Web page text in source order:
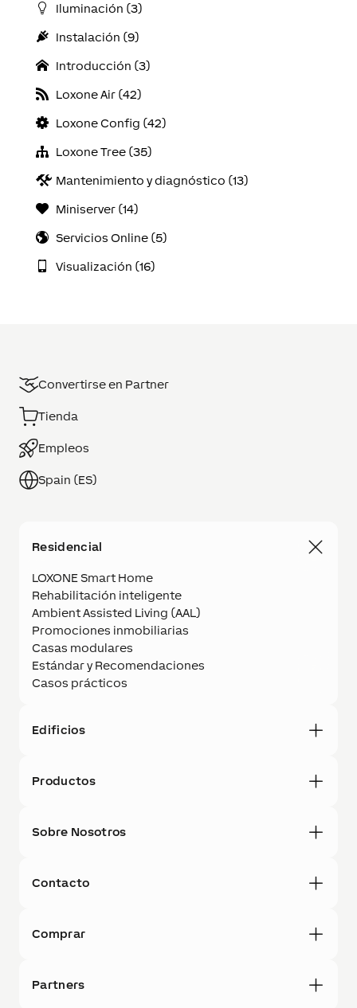
Iluminación (3)
Instalación (9)
Introducción (3)
Loxone Air (42)
Loxone Config (42)
Loxone Tree (35)
Mantenimiento y diagnóstico (13)
Miniserver (14)
Servicios Online (5)
Visualización (16)
Convertirse en Partner
Tienda
Empleos
Spain (ES)
Residencial
LOXONE Smart Home
Rehabilitación inteligente
Ambient Assisted Living (AAL)
Promociones inmobiliarias
Casas modulares
Estándar y Recomendaciones
Casos prácticos
Edificios
Productos
Sobre Nosotros
Contacto
Comprar
Partners